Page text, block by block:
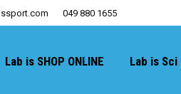
049 880 1655
Lab is SHOP ONLINE Lab is Sci